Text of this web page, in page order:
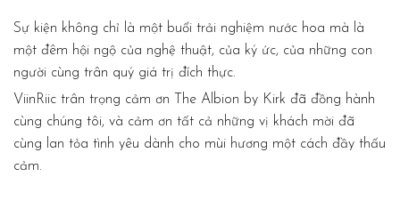
Sự kiện không chỉ là một buổi trải nghiệm nước hoa mà là
một đêm hội ngộ của nghệ thuật, của ký ức, của những con
người cùng trân quý giá trị đích thực.
ViinRiic trân trọng cảm ơn The Albion by Kirk đã đồng hành
cùng chúng tôi, và cảm ơn tất cả những vị khách mời đã
cùng lan tỏa tình yêu dành cho mùi hương một cách đầy thấu
cảm.